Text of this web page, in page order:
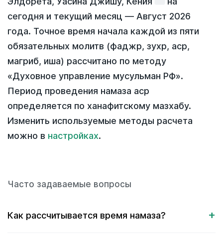
сегодня и текущий месяц — Август 2026
года. Точное время начала каждой из пяти
обязательных молитв (фаджр, зухр, аср,
магриб, иша) рассчитано по методу
«Духовное управление мусульман РФ».
Период проведения намаза аср
определяется по ханафитскому мазхабу.
Изменить используемые методы расчета
можно в настройках.
Часто задаваемые вопросы
Как рассчитывается время намаза?